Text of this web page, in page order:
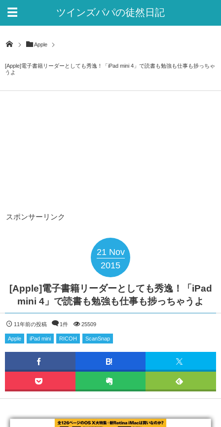
ツインズパパの徒然日記
Apple
[Apple]電子書籍リーダーとしても秀逸！「iPad mini 4」で読書も勉強も仕事も捗っちゃ
うよ
スポンサーリンク
21 Nov
2015
[Apple]電子書籍リーダーとしても秀逸！「iPad
mini 4」で読書も勉強も仕事も捗っちゃうよ
11年前の投稿 1件 25509
Apple iPad mini RICOH ScanSnap